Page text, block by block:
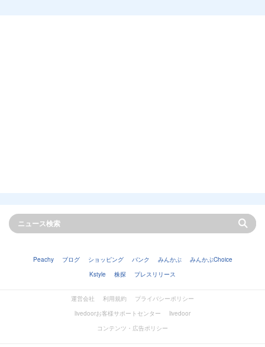
Peachy ブログ ショッピング バンク みんかぶ
みんかぶChoice
Kstyle
株探 プレスリリース
運営会社 利用規約
プライバシーポリシー
livedoorお客様サポートセンター
livedoor
コンテンツ・広告ポリシー